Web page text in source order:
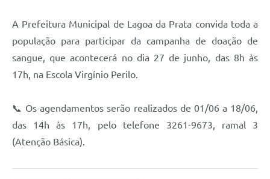
Notícias
Contratos
Termos de Uso & Política de Privacidade
A Prefeitura Municipal de Lagoa da Prata convida toda a
população para participar da campanha de doação de
sangue, que acontecerá no dia 27 de junho, das 8h às
17h, na Escola Virgínio Perilo.
📞 Os agendamentos serão realizados de 01/06 a 18/06,
das 14h às 17h, pelo telefone 3261-9673, ramal 3
(Atenção Básica).